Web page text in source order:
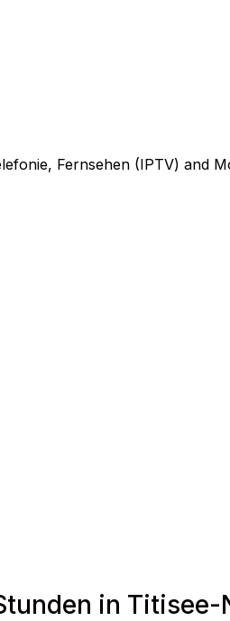
Fernsehen (IPTV) and
in